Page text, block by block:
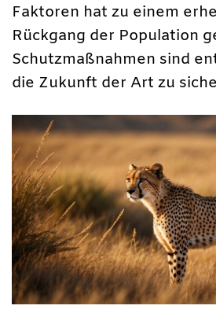
Faktoren hat zu einem
Rückgang der Population
Schutzmaßnahmen sind
die Zukunft der Art zu